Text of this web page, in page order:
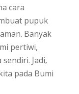
cara
pupuk
Banyak
pertiwi,
Jadi,
pada Bumi